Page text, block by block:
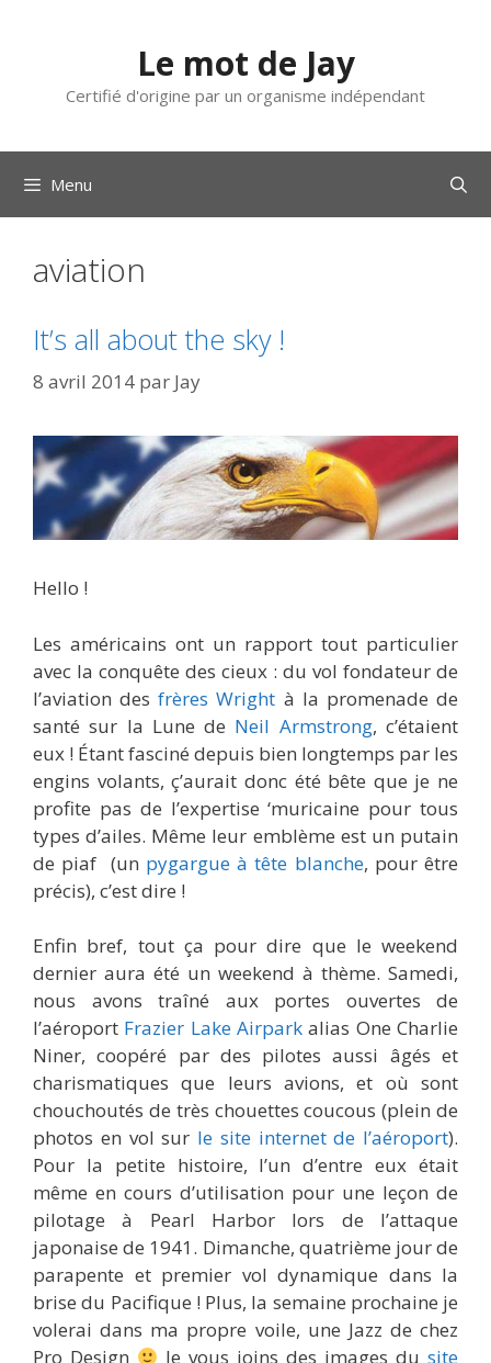
Le mot de Jay
Certifié d'origine par un organisme indépendant
Menu
aviation
It’s all about the sky !
8 avril 2014 par Jay
Hello !
Les américains ont un rapport tout particulier
avec la conquête des cieux : du vol fondateur de
l’aviation desfrères Wright à la promenade de
santé sur la Lune de Neil Armstrong, c’étaient
eux ! Étant fasciné depuis bien longtemps par les
engins volants, ç’aurait donc été bête que je ne
profite pas de l’expertise ‘muricaine pour tous
types d’ailes. Même leur emblème est un putain
de piaf (un pygargue à tête blanche, pour être
précis), c’est dire !
Enfin bref, tout ça pour dire que le weekend
dernier aura été un weekend à thème. Samedi,
nous avons traîné aux portes ouvertes de
l’aéroport Frazier Lake Airpark alias One Charlie
Niner, coopéré par des pilotes aussi âgés et
charismatiques que leurs avions, et où sont
chouchoutés de très chouettes coucous (plein de
photos en vol sur le site internet de l’aéroport).
Pour la petite histoire, l’un d’entre eux était
même en cours d’utilisation pour une leçon de
pilotage à Pearl Harbor lors de l’attaque
japonaise de 1941. Dimanche, quatrième jour de
parapente et premier vol dynamique dans la
brise du Pacifique ! Plus, la semaine prochaine je
volerai dans ma propre voile, une Jazz de chez
Pro Design
Je vous joins des images dusite